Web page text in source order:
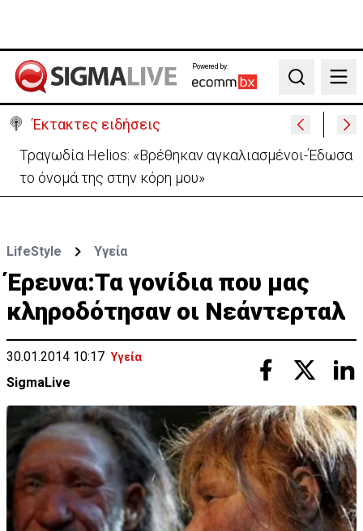
Powered by:
Search
Έκτακτες ειδήσεις
Τραγωδία Helios: «Βρέθηκαν αγκαλιασμένοι-Έδωσα
το όνομά της στην κόρη μου»
LifeStyle Υγεία
Έρευνα:Τα γονίδια που μας
κληροδότησαν οι Νεάντερταλ
30.01.2014 10:17 Υγεία
SigmaLive